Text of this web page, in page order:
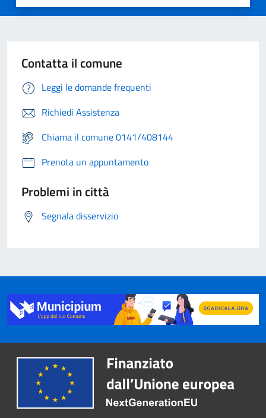
Contatta il comune
Leggi le domande frequenti
Richiedi Assistenza
Chiama il comune 0141/408144
Prenota un appuntamento
Problemi in città
Segnala disservizio